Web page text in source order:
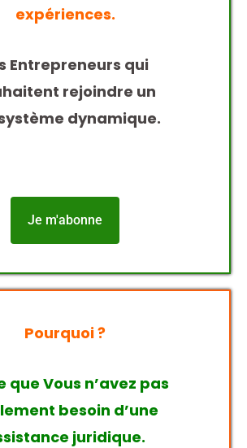
expériences.
Entrepreneurs qui
rejoindre un
dynamique.
Je m'abonne
Pourquoi ?
que Vous n’avez pas
besoin d’une
juridique.